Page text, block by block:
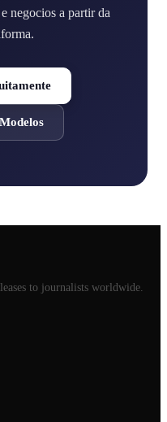
negocios a partir da
to journalists worldwide.